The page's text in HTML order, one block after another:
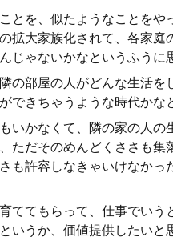
とを、似たようなことを
拡大家族化されて、各家
じゃないかなというふうに
の部屋の人がどんな生活
できちゃうような時代かな
いかなくて、隣の家の人
ただそのめんどくささも
も許容しなきゃいけなか
ててもらって、仕事でい
いうか、価値提供したいと